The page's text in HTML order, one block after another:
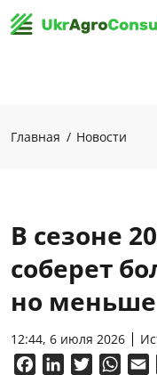
Главная Новости
В сезоне
соберет
но меньше
12:44, 6 июля 2026
FacebookLinkedInTwitter